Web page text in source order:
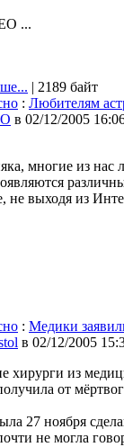
...
| 2189 байт
: Любителям
в 02/12/2005
многие из нас
не выходя из
: Медики
в 02/12/2005
хирурги из
от
27 ноября
не могла